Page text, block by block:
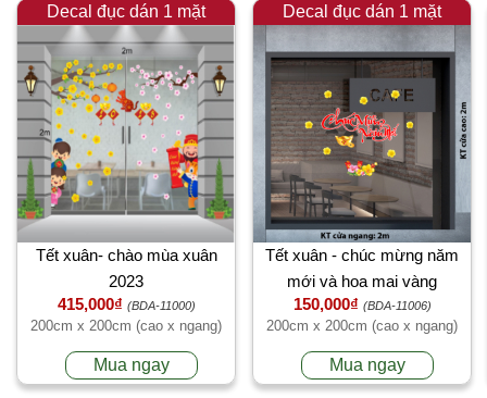
Decal đục dán 1 mặt
Tết xuân- chào mùa xuân
2023
415,000₫ (BDA-11000)
200cm x 200cm (cao x ngang)
Mua ngay
Decal đục dán 1 mặt
Tết xuân - chúc mừng năm
mới và hoa mai vàng
150,000₫ (BDA-11006)
200cm x 200cm (cao x ngang)
Mua ngay